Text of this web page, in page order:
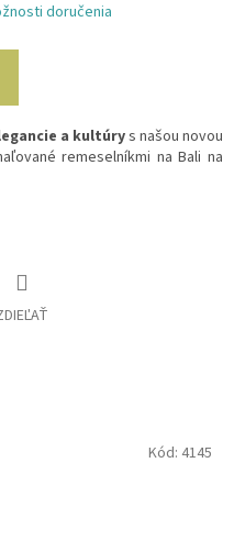
doručenia
a kultúrys našou novou
remeselníkmi na Bali na
Kód: 4145